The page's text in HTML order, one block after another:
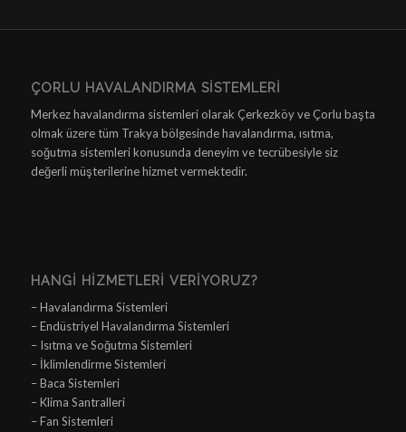
ÇORLU HAVALANDIRMA SISTEMLERI
Merkez havalandırma sistemleri olarak Çerkezköy ve Çorlu başta
olmak üzere tüm Trakya bölgesinde havalandırma, ısıtma,
soğutma sistemleri konusunda deneyim ve tecrübesiyle siz
değerli müşterilerine hizmet vermektedir.
HANGI HIZMETLERI VERIYORUZ?
– Havalandırma Sistemleri
– Endüstriyel Havalandırma Sistemleri
– Isıtma ve Soğutma Sistemleri
– İklimlendirme Sistemleri
– Baca Sistemleri
– Klima Santralleri
– Fan Sistemleri